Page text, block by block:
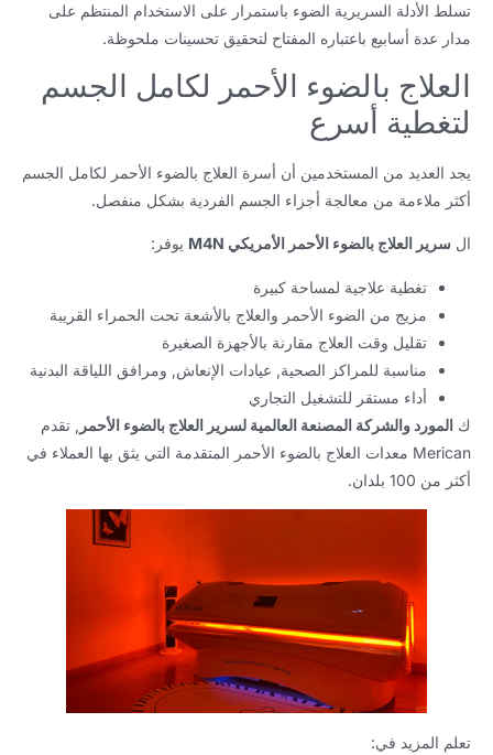
تسلط الأدلة السريرية الضوء باستمرار على الاستخدام المنتظم على
مدار عدة أسابيع باعتباره المفتاح لتحقيق تحسينات ملحوظة.
العلاج بالضوء الأحمر لكامل الجسم
لتغطية أسرع
يجد العديد من المستخدمين أن أسرة العلاج بالضوء الأحمر لكامل الجسم
أكثر ملاءمة من معالجة أجزاء الجسم الفردية بشكل منفصل.
ال سرير العلاج بالضوء الأحمر الأمريكي M4N يوفر:
تغطية علاجية لمساحة كبيرة
مزيج من الضوء الأحمر والعلاج بالأشعة تحت الحمراء القريبة
تقليل وقت العلاج مقارنة بالأجهزة الصغيرة
مناسبة للمراكز الصحية, عيادات الإنعاش, ومرافق اللياقة البدنية
أداء مستقر للتشغيل التجاري
ك المورد والشركة المصنعة العالمية لسرير العلاج بالضوء الأحمر, تقدم
Merican معدات العلاج بالضوء الأحمر المتقدمة التي يثق بها العملاء في
أكثر من 100 بلدان.
تعلم المزيد في: